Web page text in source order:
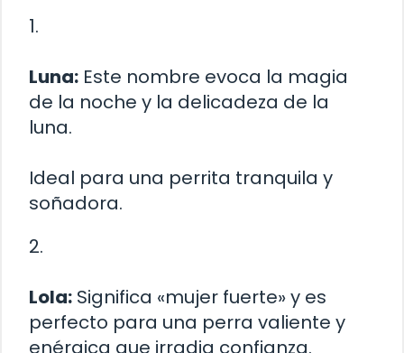
1.
Luna: Este nombre evoca la magia
de la noche y la delicadeza de la
luna.
Ideal para una perrita tranquila y
soñadora.
2.
Lola: Significa «mujer fuerte» y es
perfecto para una perra valiente y
enérgica que irradia confianza.